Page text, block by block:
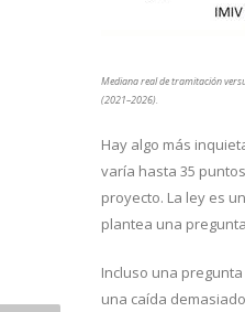
Mediana real de tramitación
(2021–2026).
Hay algo más
varía hasta 35
proyecto. La ley es
plantea una
Incluso una
una caída